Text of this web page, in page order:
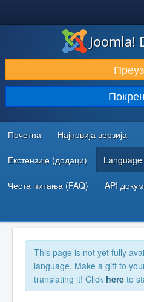
ПРЕУЗИМАЊЕ И ПРОШИРЕЊА
ОТКРИЈТЕ И НАУЧИТЕ
ЗАЈЕДНИЦА И ПОДРШКА
РЕСУРСИ ЗА РАЗВОЈ
Joomla!
Почетна Најновија верзија
Екстензије (додаци)
Честа питања (FAQ) API
This page is not yet fully
language. Make a gift to
translating it! Click here to